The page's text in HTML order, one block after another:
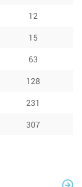
12
15
63
128
231
307